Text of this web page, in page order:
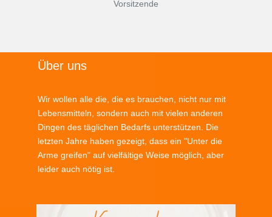
Vorsitzende
Über uns
Wir wollen alle die, die es brauchen, nicht nur mit
Lebensmitteln, sondern auch mit vielen anderen
Dingen des täglichen Bedarfs unterstützen. Die
letzten Jahre haben gezeigt, dass ein "Unter die
Arme greifen" auf vielfältige Weise möglich, aber
leider auch nötig ist.